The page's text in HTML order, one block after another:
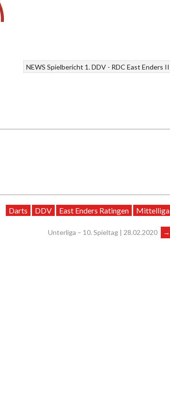
NEWS Spielbericht 1. DDV - RDC East Enders II
Darts DDV East Enders Ratingen Mittelliga
Unterliga – 10. Spieltag | 28.02.2020 →